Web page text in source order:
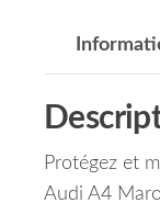
Protégez et
Audi A4